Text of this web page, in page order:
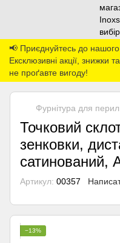
📢 Приєднуйтесь до
Ексклюзивні акції, знижки
не проґавте вигоду!
Фурнітура для перил
Точковий
зенковки,
сатинований,
Артикул: 00357
−13%